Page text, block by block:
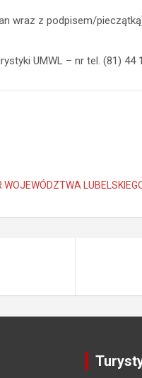
wraz z podpisem/
UMWL – nr tel. (81) 44